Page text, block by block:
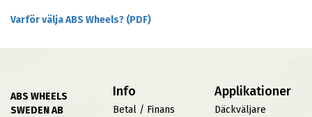
Varför välja ABS Wheels? (PDF)
ABS WHEELS
SWEDEN AB
Info
Betal / Finans
Applikationer
Däckväljare